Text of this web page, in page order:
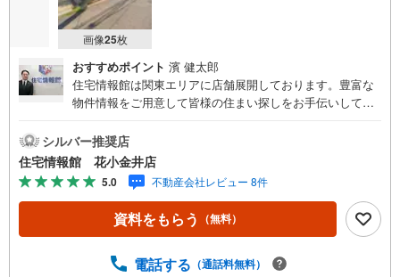
画像25枚
おすすめポイント 濱 健太郎
住宅情報館は関東エリアに店舗展開しております。豊富な
物件情報をご用意して皆様の住まい探しをお手伝いしてお
さい。【営業時間 10:00～19:00 火曜・水曜（祝日の場
合は営業いたします）】「資料請求」「内覧」のお問い合
わせは上記時間内ですとスムーズにご対応が可能です。ス
タッフ一同お客様のお問合せをお待ちしております。【住
宅ローン相談会】開催中無理のない住宅ローンの試算やご
購入の際にかかる諸費用の概算も行っております。しっか
気軽にご相談ください。お客様第一主義をモット-にお引越
シルバー推奨店
住宅情報館 花小金井店
5.0 不動産会社レビュー 8件
資料をもらう （無料）
電話する （通話料無料）